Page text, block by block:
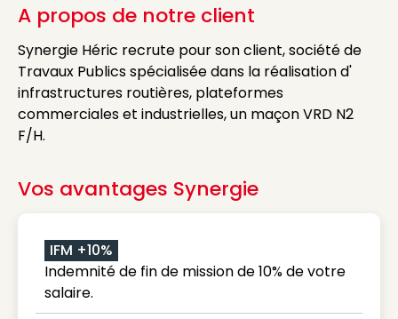
A propos de notre client
Synergie Héric recrute pour son client, société de
Travaux Publics spécialisée dans la réalisation d'
infrastructures routières, plateformes
commerciales et industrielles, un maçon VRD N2
F/H.
Vos avantages Synergie
IFM +10%
Indemnité de fin de mission de 10% de votre
salaire.